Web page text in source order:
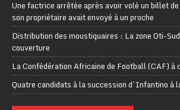
Une factrice arrêtée après avoir volé un billet
son propriétaire avait envoyé à un proche
Distribution des moustiquaires : La zone Oti-
couverture
La Confédération Africaine de Football (CAF)
Quatre candidats à la succession d’Infantino à